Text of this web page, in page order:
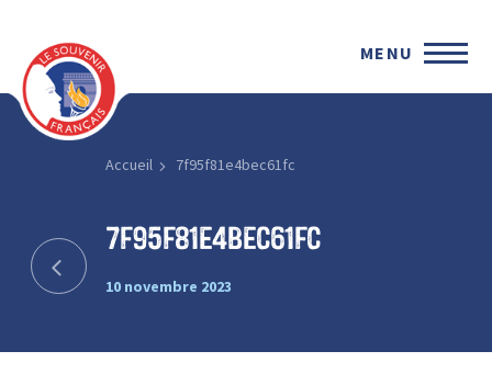
MENU
Accueil 7f95f81e4bec61fc
7f95f81e4bec61fc
10 novembre 2023